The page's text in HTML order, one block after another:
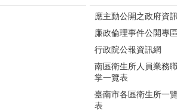
應主動公開之政府資
廉政倫理事件公開專
行政院公報資訊網
南區衛生所人員業務
掌一覽表
臺南市各區衛生所一覽
表